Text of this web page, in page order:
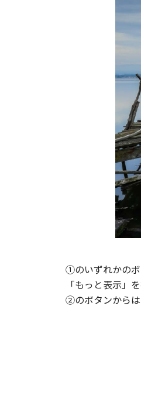
①のいずれかのボ
「もっと表示」
②のボタンからは